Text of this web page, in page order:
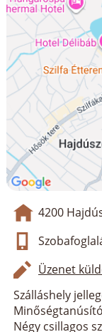
4200
Üzenet
Szálláshely
Négy csillagos